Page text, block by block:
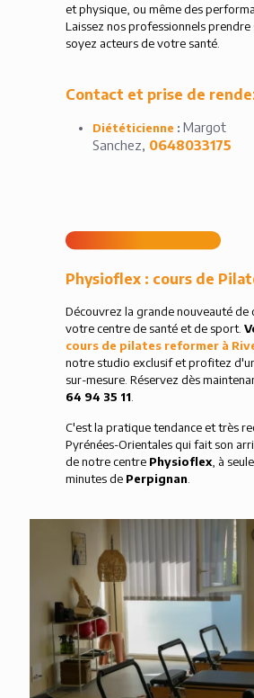
et physique, ou même des
Laissez nos professionnels
soyez acteurs de votre santé.
Contact et prise de
Diététicienne : Margot
Sanchez, 0648033175
Physioflex : cours de
Découvrez la grande nouveauté de
votre centre de santé et de sport.
cours de pilates reformer à
notre studio exclusif et profitez
sur-mesure. Réservez dès
64 94 35 11
C'est la pratique tendance et très
Pyrénées-Orientales qui fait son
de notre centre Physioflex , à
minutes de Perpignan